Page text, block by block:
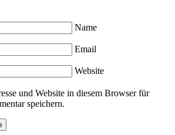
Name
Email
Website
und Website in diesem Browser für
speichern.